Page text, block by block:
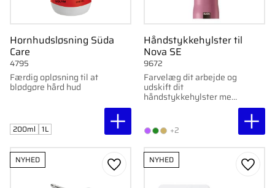
Hornhudsløsning Süda
Care
Færdig opløsning til at
blødgøre hård hud
4795
200ml 1L
Håndstykkehylster til
Nova SE
Farvelæg dit arbejde og
udskift dit
håndstykkehylster med
9672
+2
NYHED
Gem som favorit
NYHED
Gem